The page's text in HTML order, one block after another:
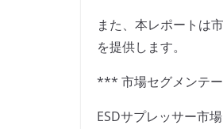
また、本レポートは
を提供します。
*** 市場セグメンテ
ESDサプレッサー市